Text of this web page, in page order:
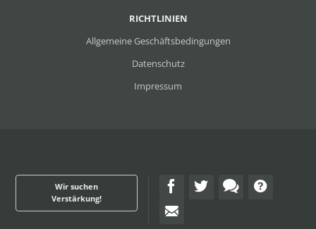
RICHTLINIEN
Allgemeine Geschäftsbedingungen
Datenschutz
Impressum
Wir suchen
Verstärkung!